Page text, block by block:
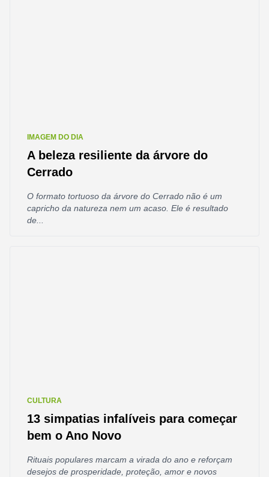
IMAGEM DO DIA
A beleza resiliente da árvore do
Cerrado
O formato tortuoso da árvore do Cerrado não é um
capricho da natureza nem um acaso. Ele é resultado
de...
CULTURA
13 simpatias infalíveis para começar
bem o Ano Novo
Rituais populares marcam a virada do ano e reforçam
desejos de prosperidade, proteção, amor e novos